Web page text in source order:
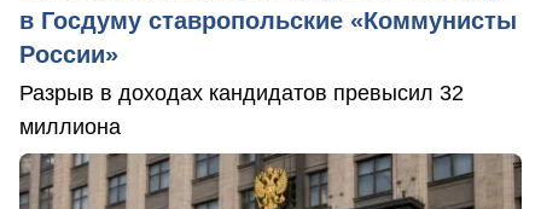
в Госдуму ставропольские «Коммунисты
России»
Разрыв в доходах кандидатов превысил 32
миллиона